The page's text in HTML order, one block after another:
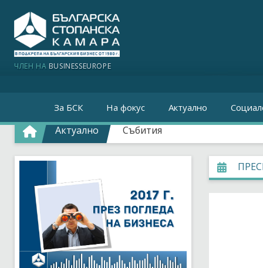
ЧЛЕН НА BUSINESSEUROPE
За БСК На фокус Актуално
Актуално Събития